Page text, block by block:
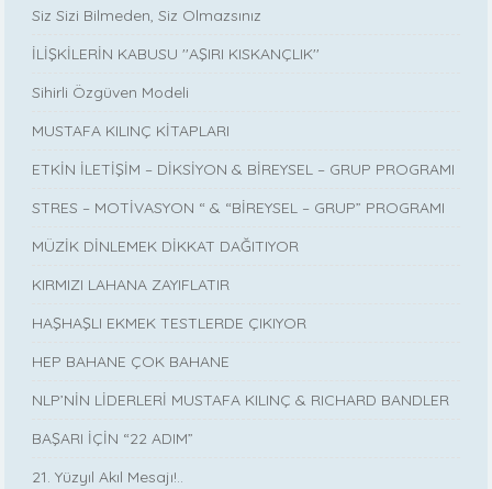
Siz Sizi Bilmeden, Siz Olmazsınız
İLİŞKİLERİN KABUSU ''AŞIRI KISKANÇLIK''
Sihirli Özgüven Modeli
MUSTAFA KILINÇ KİTAPLARI
ETKİN İLETİŞİM – DİKSİYON & BİREYSEL – GRUP PROGRAMI
STRES – MOTİVASYON “ & “BİREYSEL – GRUP” PROGRAMI
MÜZİK DİNLEMEK DİKKAT DAĞITIYOR
KIRMIZI LAHANA ZAYIFLATIR
HAŞHAŞLI EKMEK TESTLERDE ÇIKIYOR
HEP BAHANE ÇOK BAHANE
NLP’NİN LİDERLERİ MUSTAFA KILINÇ & RICHARD BANDLER
BAŞARI İÇİN “22 ADIM”
21. Yüzyıl Akıl Mesajı!..